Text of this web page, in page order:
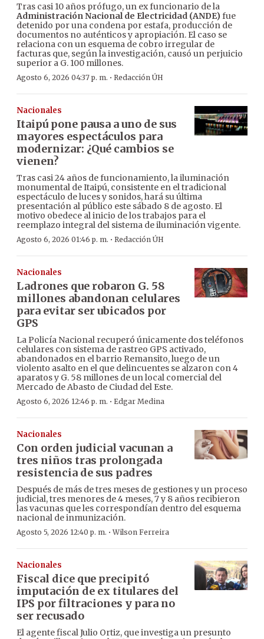
Tras casi 10 años prófugo, un ex funcionario de la
Administración Nacional de Electricidad (ANDE)fue
detenido por una condena por estafa, producción de
documentos no auténticos y apropiación. El caso se
relaciona con un esquema de cobro irregular de
facturas que, según la investigación, causó un perjuicio
superior a G. 100 millones.
Agosto 6, 2026 04:37 p. m. · Redacción ÚH
Nacionales
Itaipú pone pausa a uno de sus
mayores espectáculos para
modernizar: ¿Qué cambios se
vienen?
Tras casi 24 años de funcionamiento, la iluminación
monumental de Itaipú, consistente en el tradicional
espectáculo de luces y sonidos, hará su última
presentación al público este sábado 8 de agosto. El
motivo obedece al inicio de los trabajos para el
reemplazo integral del sistema de iluminación vigente.
Agosto 6, 2026 01:46 p. m. · Redacción ÚH
Nacionales
Ladrones que robaron G. 58
millones abandonan celulares
para evitar ser ubicados por
GPS
La Policía Nacional recuperó únicamente dos teléfonos
celulares con sistema de rastreo GPS activado,
abandonados en el barrio Remansito, luego de un
violento asalto en el que delincuentes se alzaron con 4
aparatos y G. 58 millones de un local comercial del
Mercado de Abasto de Ciudad del Este.
Agosto 6, 2026 12:46 p. m. · Edgar Medina
Nacionales
Con orden judicial vacunan a
tres niños tras prolongada
resistencia de sus padres
Después de más de tres meses de gestiones y un proceso
judicial, tres menores de 4 meses, 7 y 8 años recibieron
las vacunas que les correspondían dentro del esquema
nacional de inmunización.
Agosto 5, 2026 12:40 p. m. ·Wilson Ferreira
Nacionales
Fiscal dice que precipitó
imputación de ex titulares del
IPS por filtraciones y para no
ser recusado
El agente fiscal Julio Ortiz, que investiga un presunto